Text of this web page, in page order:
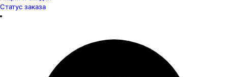
Статус заказа